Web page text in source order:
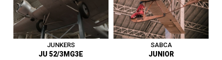
1919 - 1945 1919 - 1945|Avion
JUNKERS
JU 52/3MG3E
SABCA
JUNIOR